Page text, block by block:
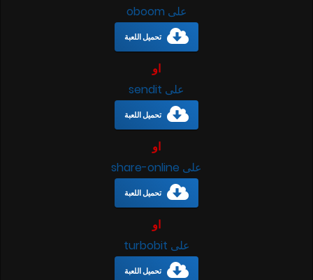
على oboom
تحميل اللعبة
او
على sendit
تحميل اللعبة
او
على share-online
تحميل اللعبة
او
على turbobit
تحميل اللعبة